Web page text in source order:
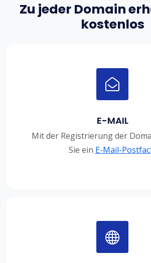
Zu jeder Domain
kostenlos
E-MAIL
Mit der Registrierung der
Sie ein E-Mail-